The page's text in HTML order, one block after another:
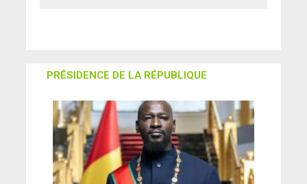
PRÉSIDENCE DE LA RÉPUBLIQUE